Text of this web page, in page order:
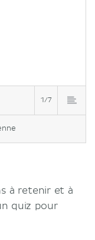
1/7
à retenir et à
quiz pour